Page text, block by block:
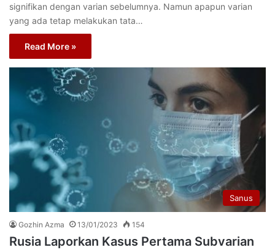
signifikan dengan varian sebelumnya. Namun apapun varian
yang ada tetap melakukan tata…
Read More »
Sanus
Gozhin Azma 13/01/2023 154
Rusia Laporkan Kasus Pertama Subvarian